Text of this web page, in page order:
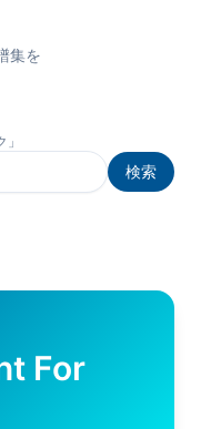
集を
検索
For